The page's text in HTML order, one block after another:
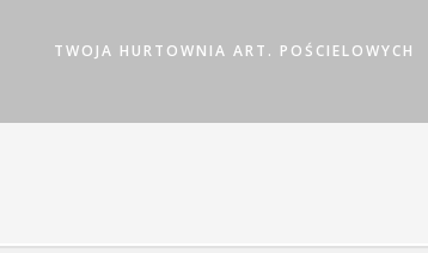
TWOJA HURTOWNIA ART. POŚCIELOWYCH